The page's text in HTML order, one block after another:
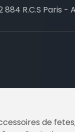
de
884 R.C.S Paris -